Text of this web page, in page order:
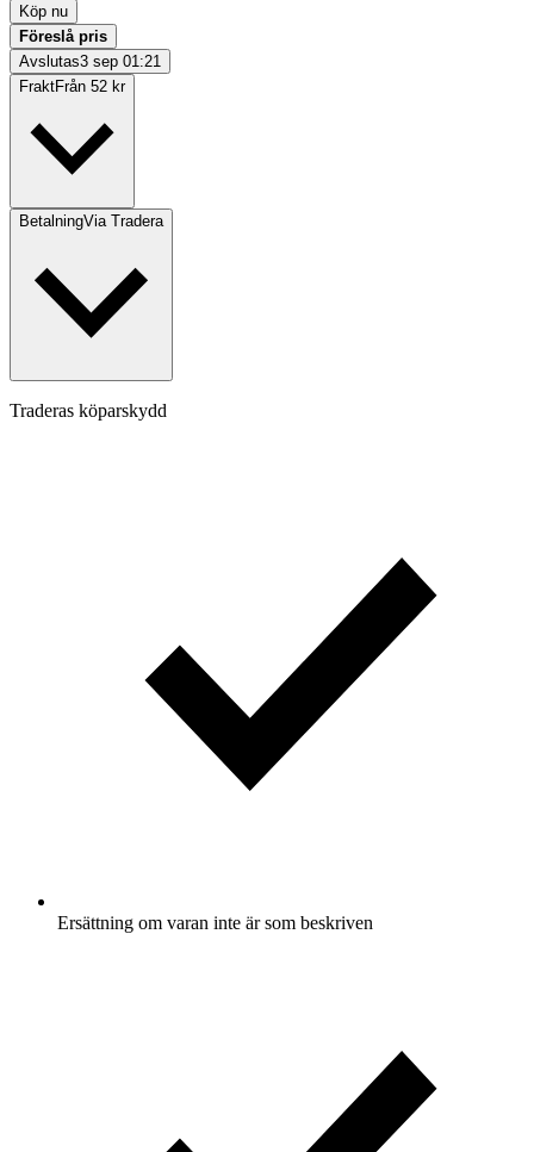
Köp nu
Föreslå pris
Avslutas3 sep 01:21
FraktFrån 52 kr
BetalningVia Tradera
Traderas köparskydd
Ersättning om varan inte är som beskriven